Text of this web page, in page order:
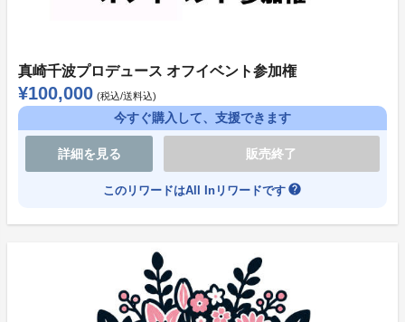
などプラットフォームの仕様に関連して多く寄せられる
●お問い合わせ先
プロジェクト終了後のご住所変更や、その他生誕祭プロ
ジェクトに関するお問い合わせにつきましては、下記メ
ールアドレスまでご連絡くださいますようお願い申し上
株式会社LIVE PLANET 生誕祭クラウドファンディング
soreosu@liveplanet.jp
真崎千波プロデュース オフイベント参加権
¥100,000 (税込/送料込)
今すぐ購入して、支援できます
詳細を見る 販売終了
このリワードはAll Inリワードです help